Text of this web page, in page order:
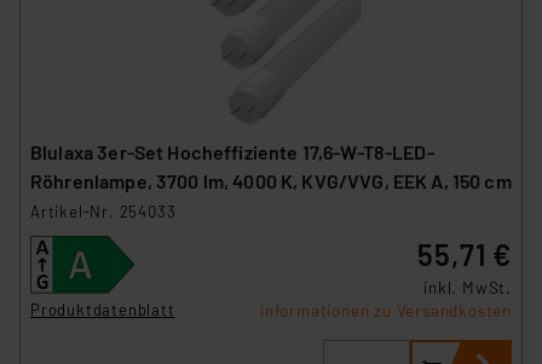
Blulaxa 3er-Set Hocheffiziente 17,6-W-T8-LED-
Röhrenlampe, 3700 lm, 4000 K, KVG/VVG, EEK A, 150 cm
Artikel-Nr. 254033
Produktdatenblatt
55,71 €
inkl. MwSt.
Informationen zu Versandkosten